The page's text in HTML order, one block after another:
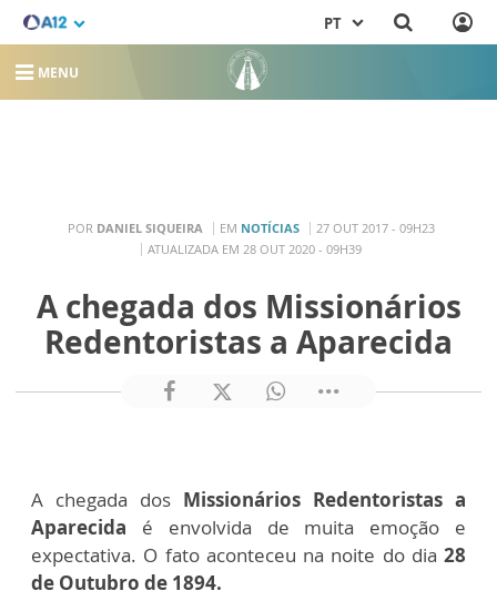
PT
MENU
POR DANIEL SIQUEIRA EM NOTÍCIAS
27 OUT 2017 - 09H23
ATUALIZADA EM 28 OUT 2020 - 09H39
A chegada dos Missionários
Redentoristas a Aparecida
A chegada dos Missionários Redentoristas a
Aparecida é envolvida de muita emoção e
expectativa. O fato aconteceu na noite do dia 28
de Outubro de 1894.